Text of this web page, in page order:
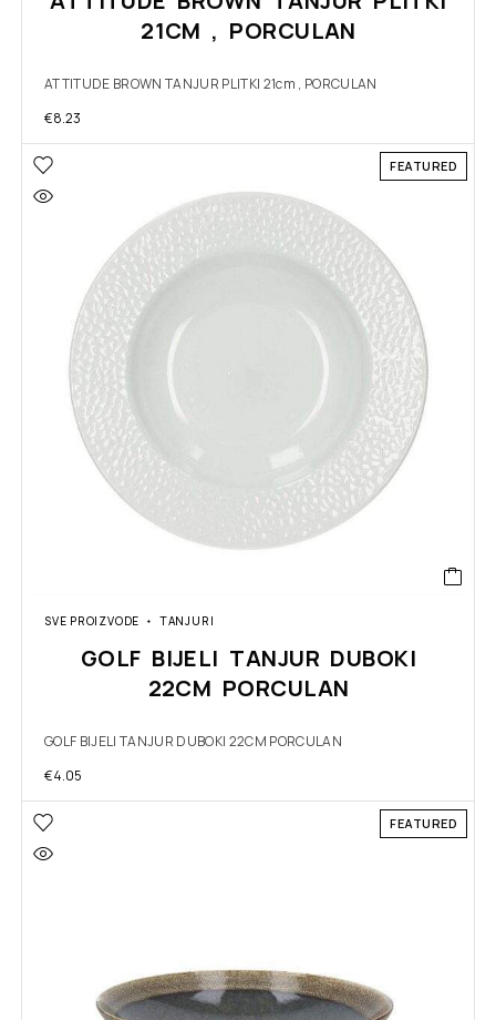
21CM , PORCULAN
ATTITUDE BROWN TANJUR PLITKI 21cm , PORCULAN
€8.23
FEATURED
SVE PROIZVODE TANJURI
GOLF BIJELI TANJUR DUBOKI
22CM PORCULAN
GOLF BIJELI TANJUR DUBOKI 22CM PORCULAN
€4.05
FEATURED